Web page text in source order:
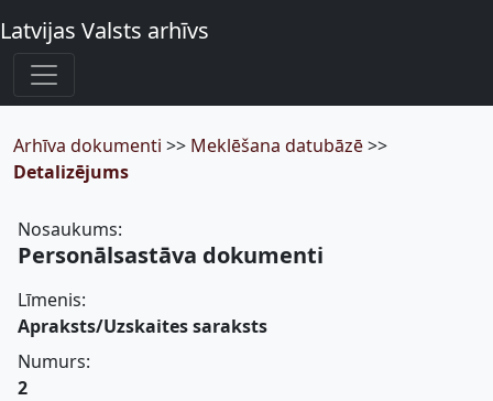
Latvijas Valsts arhīvs
Arhīva dokumenti >> Meklēšana datubāzē>>
Detalizējums
Nosaukums:
Personālsastāva dokumenti
Līmenis:
Apraksts/Uzskaites saraksts
Numurs:
2